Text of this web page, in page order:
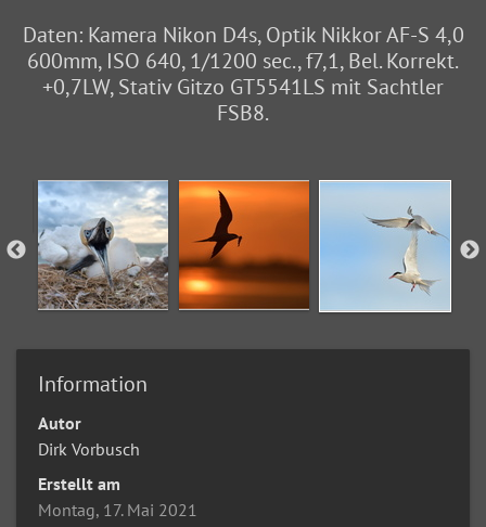
Daten: Kamera Nikon D4s, Optik Nikkor AF-S 4,0
600mm, ISO 640, 1/1200 sec., f7,1, Bel. Korrekt.
+0,7LW, Stativ Gitzo GT5541LS mit Sachtler
FSB8.
Information
Autor
Dirk Vorbusch
Erstellt am
Montag, 17. Mai 2021